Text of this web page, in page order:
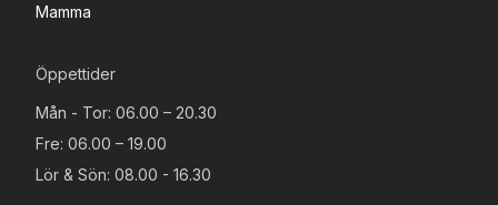
Mamma
Öppettider
Mån - Tor: 06.00 – 20.30
Fre: 06.00 – 19.00
Lör & Sön: 08.00 - 16.30